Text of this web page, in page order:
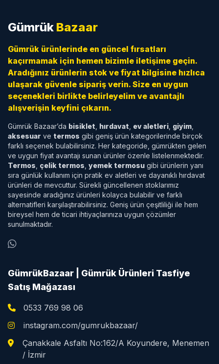
Gümrük Bazaar
Gümrük ürünlerinde en güncel fırsatları
kaçırmamak için hemen bizimle iletişime geçin.
Aradığınız ürünlerin stok ve fiyat bilgisine hızlıca
ulaşarak güvenle sipariş verin. Size en uygun
seçenekleri birlikte belirleyelim ve avantajlı
alışverişin keyfini çıkarın.
Gümrük Bazaar’da bisiklet hırdavat ev aletleri giyim
aksesuar ve termos gibi geniş ürün kategorilerinde birçok
farklı seçenek bulabilirsiniz. Her kategoride, gümrükten gelen
ve uygun fiyat avantajı sunan ürünler özenle listelenmektedir.
Termos çelik termos yemek termosu gibi ürünlerin yanı
sıra günlük kullanım için pratik ev aletleri ve dayanıklı hırdavat
ürünleri de mevcuttur. Sürekli güncellenen stoklarımız
sayesinde aradığınız ürünleri kolayca bulabilir ve farklı
alternatifleri karşılaştırabilirsiniz. Geniş ürün çeşitliliği ile hem
bireysel hem de ticari ihtiyaçlarınıza uygun çözümler
sunulmaktadır.
GümrükBazaar | Gümrük Ürünleri Tasfiye
Satış Mağazası
0533 769 98 06
instagram.com/gumrukbazaar/
Çanakkale Asfaltı No:162/A Koyundere, Menemen
/ İzmir